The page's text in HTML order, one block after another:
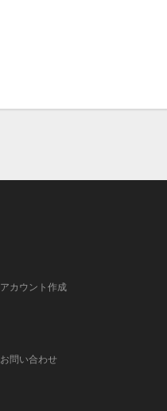
アカウント作成
お問い合わせ